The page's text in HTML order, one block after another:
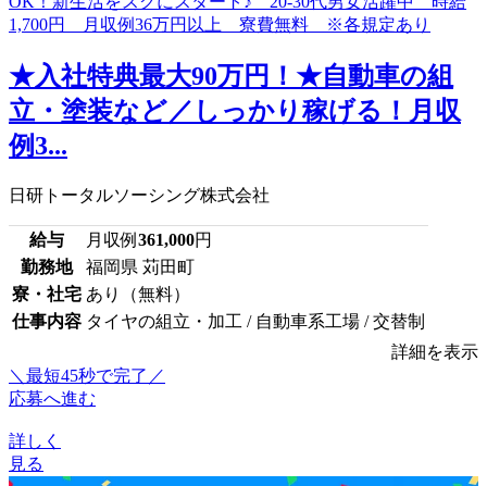
★入社特典最大90万円！★自動車の組
立・塗装など／しっかり稼げる！月収
例3...
日研トータルソーシング株式会社
給与 月収例 361,000円
勤務地
福岡県 苅田町
寮・社宅 あり（無料）
仕事内容 タイヤの組立・加工 / 自動車系工場 / 交替制
詳細を表示
＼最短45秒で完了／
応募へ進む
詳しく
見る